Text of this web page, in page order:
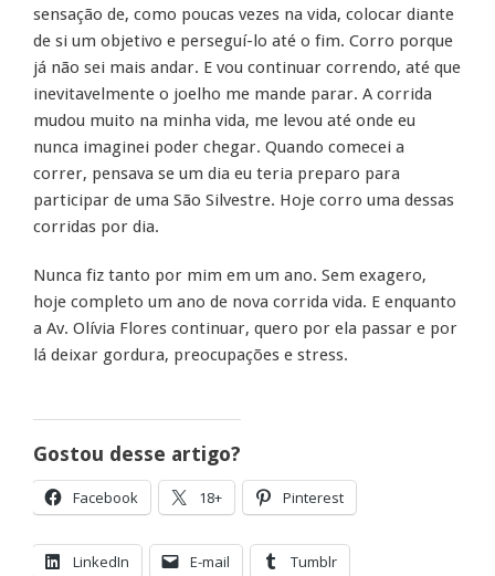
sensação de, como poucas vezes na vida, colocar diante
de si um objetivo e perseguí-lo até o fim. Corro porque
já não sei mais andar. E vou continuar correndo, até que
inevitavelmente o joelho me mande parar. A corrida
mudou muito na minha vida, me levou até onde eu
nunca imaginei poder chegar. Quando comecei a
correr, pensava se um dia eu teria preparo para
participar de uma São Silvestre. Hoje corro uma dessas
corridas por dia.
Nunca fiz tanto por mim em um ano. Sem exagero,
hoje completo um ano de nova corrida vida. E enquanto
a Av. Olívia Flores continuar, quero por ela passar e por
lá deixar gordura, preocupações e stress.
Gostou desse artigo?
Facebook 18+ Pinterest
LinkedIn E-mail Tumblr